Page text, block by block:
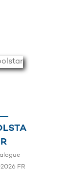
R
FR